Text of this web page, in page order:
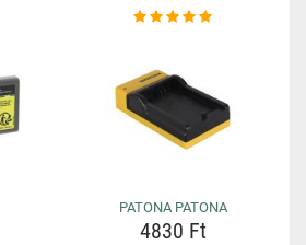
PATONA PATONA
4830 Ft